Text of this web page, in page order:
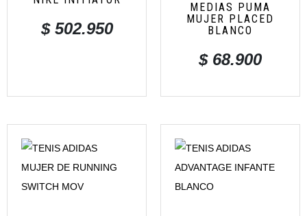
$502.950
MEDIAS PUMA
MUJER PLACED
BLANCO
$68.900